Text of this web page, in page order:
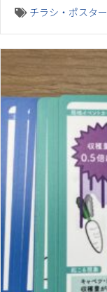
チラシ・ポスター